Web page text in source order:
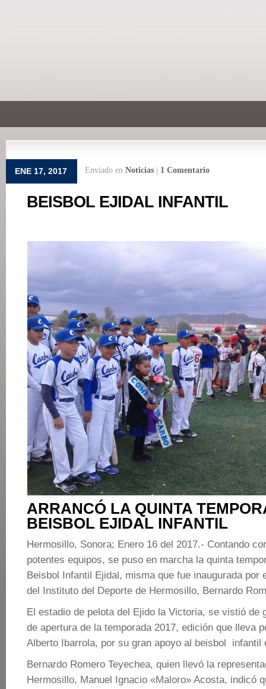
ENE 17, 2017 Enviado en Noticias | 1 Comentario
BEISBOL EJIDAL INFANTIL
ARRANCÓ LA QUINTA
BEISBOL EJIDAL INFANTIL
Hermosillo, Sonora; Enero 16 del 2017.- Contando
potentes equipos, se puso en marcha la quinta
Beisbol Infantil Ejidal, misma que fue inaugurada por
del Instituto del Deporte de Hermosillo, Bernardo
El estadio de pelota del Ejido la Victoria, se vistió de
de apertura de la temporada 2017, edición que lleva
Alberto Ibarrola, por su gran apoyo al beisbol infantil
Bernardo Romero Teyechea, quien llevó la
Hermosillo, Manuel Ignacio «Maloro» Acosta, indicó